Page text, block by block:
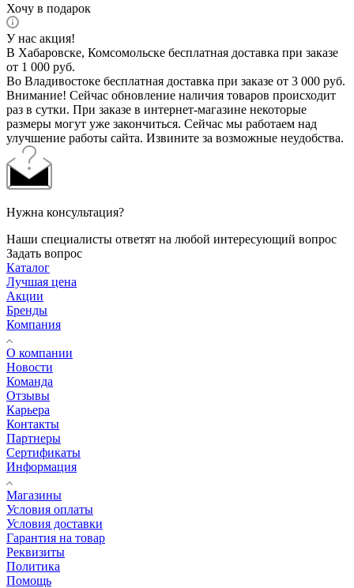
Хочу в подарок
У нас акция!
В Хабаровске, Комсомольске бесплатная доставка при заказе
от 1 000 руб.
Во Владивостоке бесплатная доставка при заказе от 3 000 руб.
Внимание! Сейчас обновление наличия товаров происходит
раз в сутки. При заказе в интернет-магазине некоторые
размеры могут уже закончиться. Сейчас мы работаем над
улучшение работы сайта. Извините за возможные неудобства.
Нужна консультация?
Наши специалисты ответят на любой интересующий вопрос
Задать вопрос
Каталог
Лучшая цена
Акции
Бренды
Компания
О компании
Новости
Команда
Отзывы
Карьера
Контакты
Партнеры
Сертификаты
Информация
Магазины
Условия оплаты
Условия доставки
Гарантия на товар
Реквизиты
Политика
Помощь